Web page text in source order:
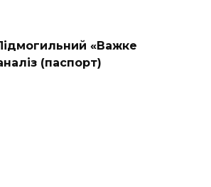
«Важке
(паспорт)